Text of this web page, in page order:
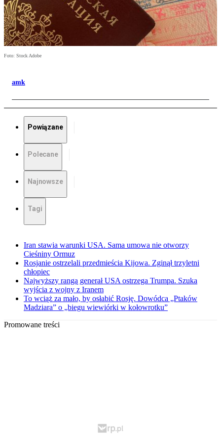
Foto: Stock Adobe
amk
Powiązane
Polecane
Najnowsze
Tagi
Iran stawia warunki USA. Sama umowa nie otworzy
Cieśniny Ormuz
Rosjanie ostrzelali przedmieścia Kijowa. Zginął trzyletni
chłopiec
Najwyższy rangą generał USA ostrzega Trumpa. Szuka
wyjścia z wojny z Iranem
To wciąż za mało, by osłabić Rosję. Dowódca „Ptaków
Madziara” o „biegu wiewiórki w kołowrotku”
Promowane treści